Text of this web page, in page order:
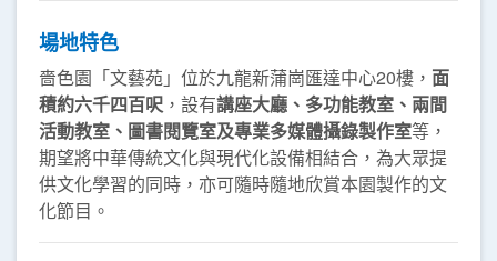
場地特色
嗇色園「文藝苑」位於九龍新蒲崗匯達中心20樓， 面
積約六千四百呎 ，設有講座大廳、多功能教室、兩間
活動教室、圖書閱覽室及專業多媒體攝錄製作室等，
期望將中華傳統文化與現代化設備相結合，為大眾提
供文化學習的同時，亦可隨時隨地欣賞本園製作的文
化節目。